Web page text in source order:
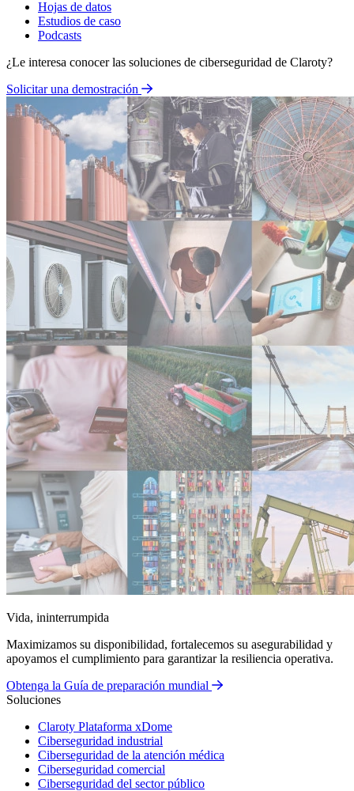
Hojas de datos
Estudios de caso
Podcasts
¿Le interesa conocer las soluciones de ciberseguridad de Claroty?
Solicitar una demostración
Vida, ininterrumpida
Maximizamos su disponibilidad, fortalecemos su asegurabilidad y
apoyamos el cumplimiento para garantizar la resiliencia operativa.
Obtenga la Guía de preparación mundial
Soluciones
Claroty Plataforma xDome
Ciberseguridad industrial
Ciberseguridad de la atención médica
Ciberseguridad comercial
Ciberseguridad del sector público